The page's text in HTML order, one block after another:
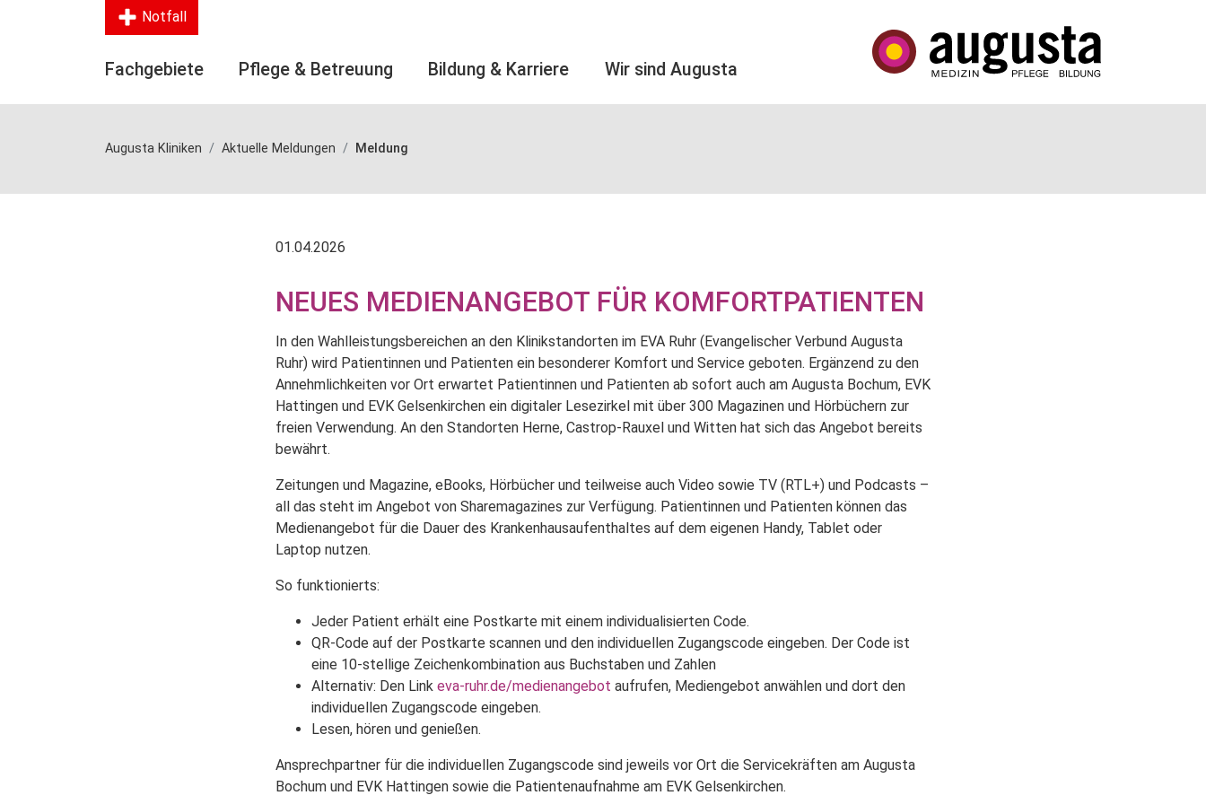
Notfall
Fachgebiete Pflege & Betreuung Bildung & Karriere Wir sind Augusta
Augusta Kliniken Aktuelle Meldungen Meldung
01.04.2026
NEUES MEDIENANGEBOT FÜR KOMFORTPATIENTEN
In den Wahlleistungsbereichen an den Klinikstandorten im EVA Ruhr (Evangelischer Verbund Augusta
Ruhr) wird Patientinnen und Patienten ein besonderer Komfort und Service geboten. Ergänzend zu den
Annehmlichkeiten vor Ort erwartet Patientinnen und Patienten ab sofort auch am Augusta Bochum, EVK
Hattingen und EVK Gelsenkirchen ein digitaler Lesezirkel mit über 300 Magazinen und Hörbüchern zur
freien Verwendung. An den Standorten Herne, Castrop-Rauxel und Witten hat sich das Angebot bereits
bewährt.
Zeitungen und Magazine, eBooks, Hörbücher und teilweise auch Video sowie TV (RTL+) und Podcasts –
all das steht im Angebot von Sharemagazines zur Verfügung. Patientinnen und Patienten können das
Medienangebot für die Dauer des Krankenhausaufenthaltes auf dem eigenen Handy, Tablet oder
Laptop nutzen.
So funktionierts:
Jeder Patient erhält eine Postkarte mit einem individualisierten Code.
QR-Code auf der Postkarte scannen und den individuellen Zugangscode eingeben. Der Code ist
eine 10-stellige Zeichenkombination aus Buchstaben und Zahlen
Alternativ: Den Link eva-ruhr.de/medienangebot aufrufen, Mediengebot anwählen und dort den
individuellen Zugangscode eingeben.
Lesen, hören und genießen.
Ansprechpartner für die individuellen Zugangscode sind jeweils vor Ort die Servicekräften am Augusta
Bochum und EVK Hattingen sowie die Patientenaufnahme am EVK Gelsenkirchen.